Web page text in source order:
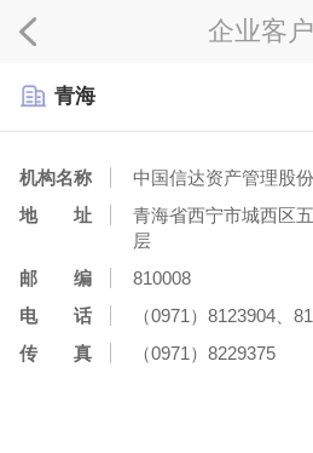
企业客户
青海
机构名称
中国信达资产管理股
地 址
青海省西宁市城西区
层
邮 编
810008
电 话
（0971）8123904、
传 真
（0971）8229375